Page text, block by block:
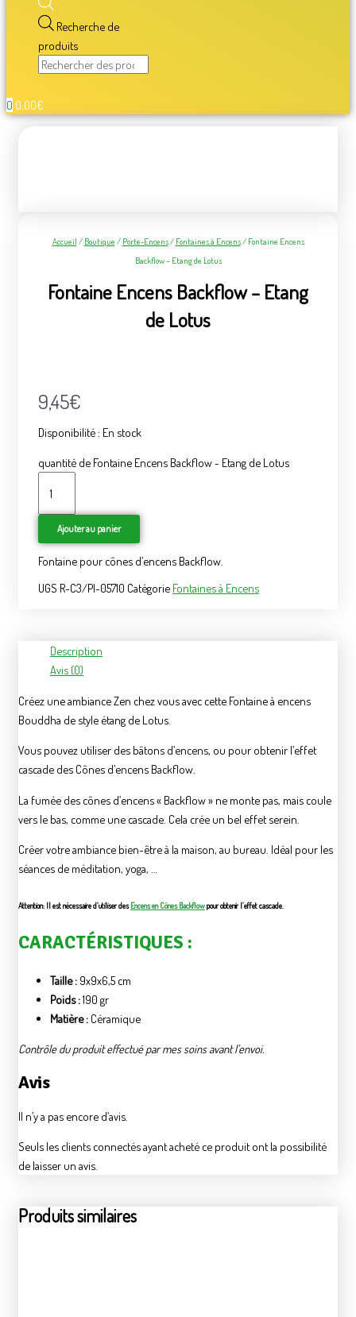
Recherche de
produits
0 0,00€
Accueil / Boutique / Porte-Encens/ Fontaines à Encens/ Fontaine Encens
Backflow – Etang de Lotus
Fontaine Encens Backflow – Etang
de Lotus
9,45€
Disponibilité : En stock
quantité de Fontaine Encens Backflow - Etang de Lotus
Ajouter au panier
Fontaine pour cônes d’encens Backflow.
UGS R-C3/PI-05710 Catégorie Fontaines à Encens
Description
Avis (0)
Créez une ambiance Zen chez vous avec cette Fontaine à encens
Bouddha de style étang de Lotus.
Vous pouvez utiliser des bâtons d’encens, ou pour obtenir l’effet
cascade des Cônes d’encens Backflow.
La fumée des cônes d’encens « Backflow » ne monte pas, mais coule
vers le bas, comme une cascade. Cela crée un bel effet serein.
Créer votre ambiance bien-être à la maison, au bureau. Idéal pour les
séances de méditation, yoga, …
Attention: Il est nécessaire d’utiliser desEncens en Cônes Backflowpour obtenir l’effet cascade.
CARACTÉRISTIQUES :
Taille : 9x9x6,5 cm
Poids :190 gr
Matière : Céramique
Contrôle du produit effectué par mes soins avant l’envoi.
Avis
Il n’y a pas encore d’avis.
Seuls les clients connectés ayant acheté ce produit ont la possibilité
de laisser un avis.
Produits similaires